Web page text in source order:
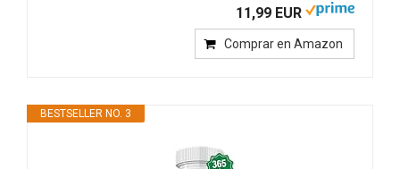
11,99 EUR
Comprar en Amazon
BESTSELLER NO. 3